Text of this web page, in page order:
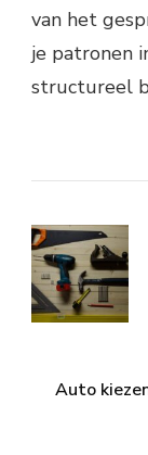
van het
je patronen
structureel
Auto